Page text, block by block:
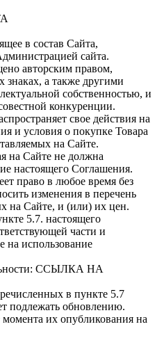
в состав Сайта,
сайта.
авторским правом,
знаках, а также другими
собственностью, и
конкуренции.
свое действия на
и условия о покупке Товара
на Сайте.
на Сайте не должна
настоящего Соглашения.
право в любое время без
изменения в перечень
на Сайте, и (или) их цен.
5.7. настоящего
части и
на использование
ССЫЛКА НА
в пункте 5.7
подлежать обновлению.
их опубликования на